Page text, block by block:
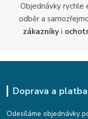
Objednávky
odběr a
zákazníky i
Doprava a platba
Odesíláme objednávky